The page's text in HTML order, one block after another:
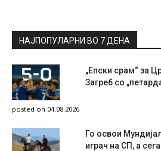
НАЈПОПУЛАРНИ ВО 7 ДЕНА
„Епски срам“ за
Загреб со
posted on 04.08.2026
Го освои
играч на СП, а